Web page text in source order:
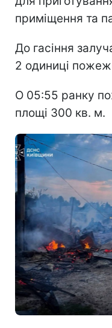
приміщення та
До гасіння
2 одиниці
О 05:55 ранку
площі 300 кв. м.